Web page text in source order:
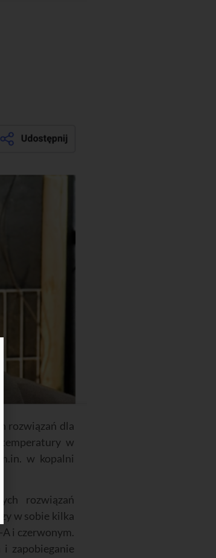
rozwiązań dla
w
w kopalni
rozwiązań
w sobie kilka
i czerwonym.
zapobieganie